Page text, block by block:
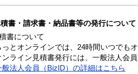
積書・請求書・納品書等の発行について
書について
っとオンラインでは、24時間いつでも
ライン見積書発行には、一般法人会
般法人会員（BizID）の詳細はこちら